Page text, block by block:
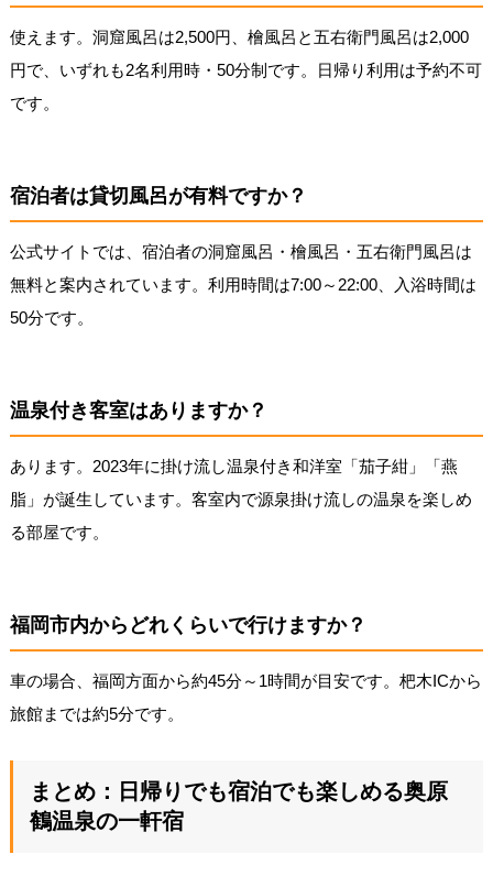
使えます。洞窟風呂は2,500円、檜風呂と五右衛門風呂は2,000
円で、いずれも2名利用時・50分制です。日帰り利用は予約不可
です。
宿泊者は貸切風呂が有料ですか？
公式サイトでは、宿泊者の洞窟風呂・檜風呂・五右衛門風呂は
無料と案内されています。利用時間は7:00～22:00、入浴時間は
50分です。
温泉付き客室はありますか？
あります。2023年に掛け流し温泉付き和洋室「茄子紺」「燕
脂」が誕生しています。客室内で源泉掛け流しの温泉を楽しめ
る部屋です。
福岡市内からどれくらいで行けますか？
車の場合、福岡方面から約45分～1時間が目安です。杷木ICから
旅館までは約5分です。
まとめ：日帰りでも宿泊でも楽しめる奥原
鶴温泉の一軒宿